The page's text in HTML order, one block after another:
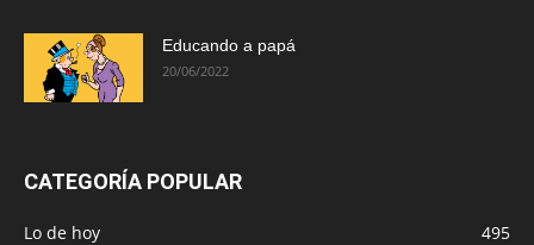
Educando a papá
20/06/2022
CATEGORÍA POPULAR
Lo de hoy
495